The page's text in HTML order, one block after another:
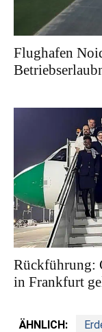
Flughafen
Rückführung:
in Frankfurt
ÄHNLICH: